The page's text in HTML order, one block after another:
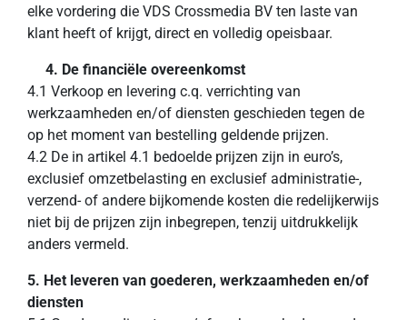
elke vordering die VDS Crossmedia BV ten laste van
klant heeft of krijgt, direct en volledig opeisbaar.
4. De financiële overeenkomst
4.1 Verkoop en levering c.q. verrichting van
werkzaamheden en/of diensten geschieden tegen de
op het moment van bestelling geldende prijzen.
4.2 De in artikel 4.1 bedoelde prijzen zijn in euro’s,
exclusief omzetbelasting en exclusief administratie-,
verzend- of andere bijkomende kosten die redelijkerwijs
niet bij de prijzen zijn inbegrepen, tenzij uitdrukkelijk
anders vermeld.
5. Het leveren van goederen, werkzaamheden en/of
diensten